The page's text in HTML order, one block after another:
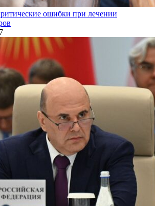
ошибки при лечении